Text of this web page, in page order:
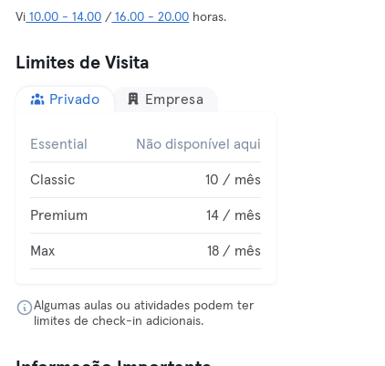
Vi 10.00 - 14.00 / 16.00 - 20.00 horas.
Limites de Visita
Privado Empresa
Essential Não disponível aqui
Classic 10 / mês
Premium 14 / mês
Max 18 / mês
Algumas aulas ou atividades podem ter
limites de check-in adicionais.